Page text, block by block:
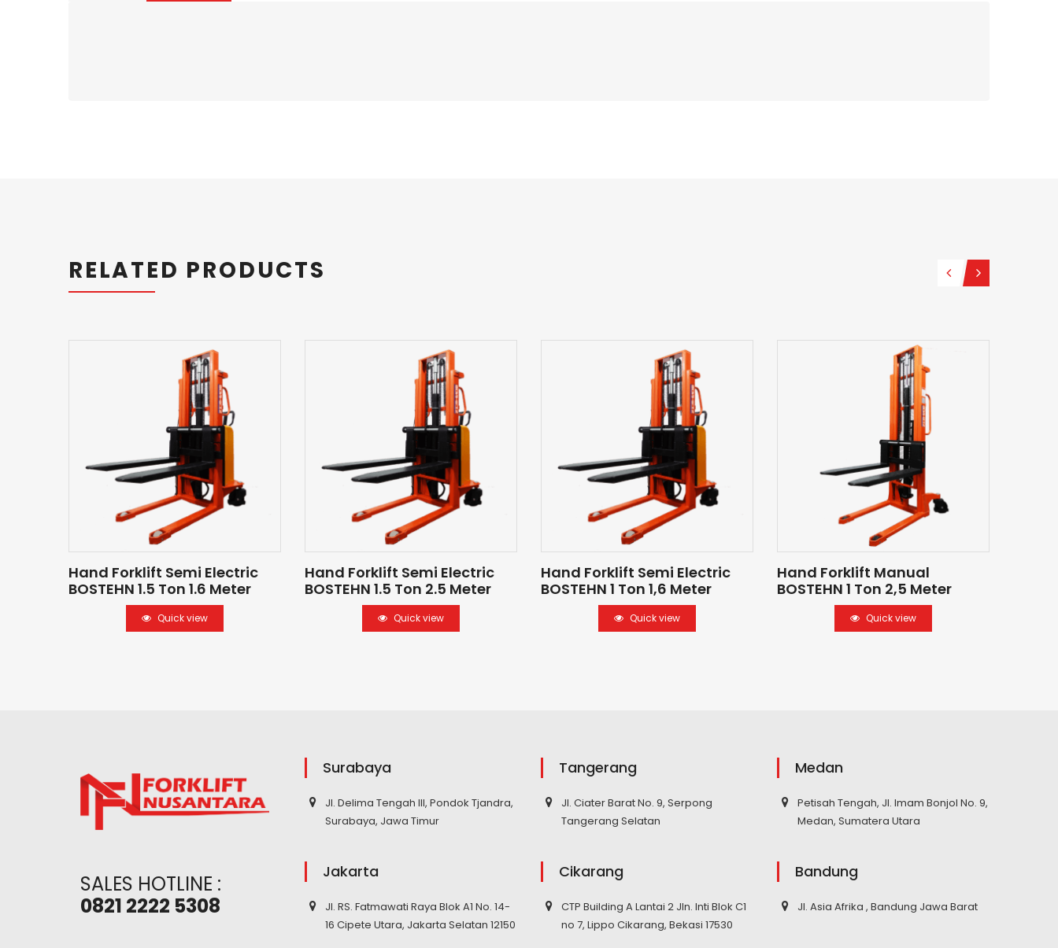
RELATED PRODUCTS
Hand Forklift Semi Electric
BOSTEHN 1.5 Ton 1.6 Meter
Quick view
Hand Forklift Semi Electric
BOSTEHN 1.5 Ton 2.5 Meter
Quick view
Hand Forklift Semi Electric
BOSTEHN 1 Ton 1,6 Meter
Quick view
Hand Forklift Manual
BOSTEHN 1 Ton 2,5 Meter
Quick view
SALES HOTLINE :
0821 2222 5308
Surabaya
Jl. Delima Tengah III, Pondok Tjandra,
Surabaya, Jawa Timur
Jakarta
Jl. RS. Fatmawati Raya Blok A1 No. 14-
16 Cipete Utara, Jakarta Selatan 12150
Tangerang
Jl. Ciater Barat No. 9, Serpong
Tangerang Selatan
Cikarang
CTP Building A Lantai 2 Jln. Inti Blok C1
no 7, Lippo Cikarang, Bekasi 17530
Medan
Petisah Tengah, Jl. Imam Bonjol No. 9,
Medan, Sumatera Utara
Bandung
Jl. Asia Afrika , Bandung Jawa Barat